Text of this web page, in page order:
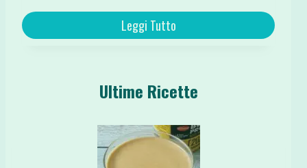
Leggi Tutto
Ultime Ricette